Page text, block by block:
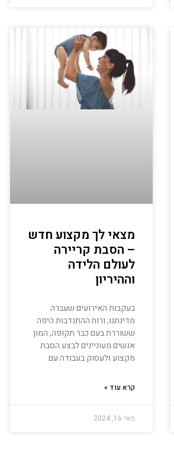
מצאי לך מקצוע חדש
– הסבת קריירה
לעולם הלידה
וההיריון
בעקבות האירועים שעברה
מדינתנו, ורוח ההתנדבות היפה
ששוררת בעם כבר תקופה, המון
אנשים מעוניינים לבצע הסבת
מקצוע ולעסוק בעבודה עם
קרא עוד »
מאי 16, 2024